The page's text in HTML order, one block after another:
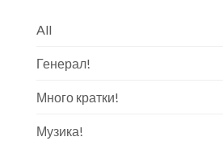
All
Генерал!
Много кратки!
Музика!